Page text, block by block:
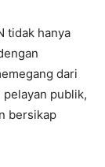
tidak hanya
dari
publik,
bersikap